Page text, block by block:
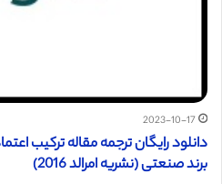
2023-10-17
دانلود رایگان ترجمه مقاله ترکیب
برند صنعتی (نشریه امرالد 2016)